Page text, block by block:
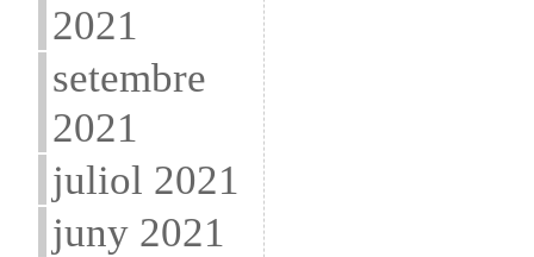
2021
setembre
2021
juliol 2021
juny 2021